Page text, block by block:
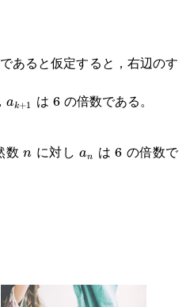
あると仮定すると，右辺のす
ak+1 は 6 の倍数である。
数n に対しan
は 6 の倍数で